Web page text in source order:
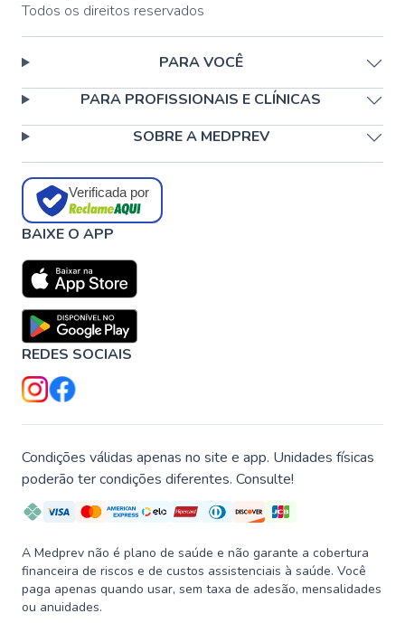
Todos os direitos reservados
PARA VOCÊ
PARA PROFISSIONAIS E CLÍNICAS
SOBRE A MEDPREV
Verificada por
BAIXE O APP
REDES SOCIAIS
Condições válidas apenas no site e app. Unidades físicas
poderão ter condições diferentes. Consulte!
A Medprev não é plano de saúde e não garante a cobertura
financeira de riscos e de custos assistenciais à saúde. Você
paga apenas quando usar, sem taxa de adesão, mensalidades
ou anuidades.